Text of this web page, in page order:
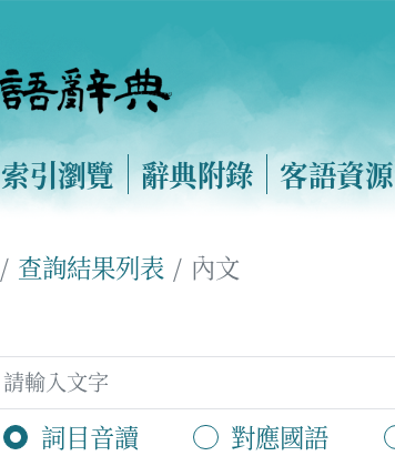
索引瀏覽 辭典附錄 客語資源
查詢結果列表 內文
詞目音讀 對應國語